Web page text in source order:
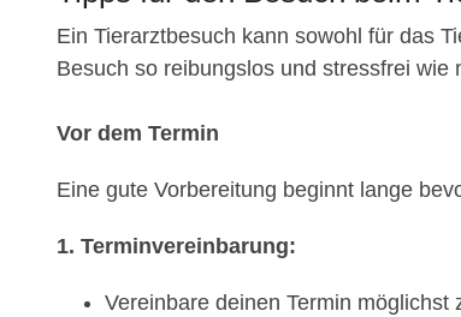
Ein Tierarztbesuch kann sowohl für das
Besuch so reibungslos und stressfrei
Vor dem Termin
Eine gute Vorbereitung beginnt lange
1. Terminvereinbarung:
Vereinbare deinen Termin